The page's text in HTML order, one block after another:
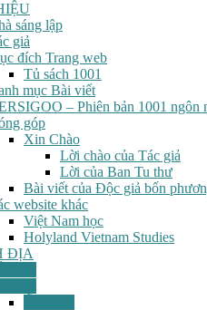
sáng lập
giả
đích Trang web
Tủ sách 1001
mục Bài viết
– Phiên bản 1001 ngôn
góp
Xin Chào
Lời chào của Tác giả
Lời của Ban Tu thư
Bài viết của Độc giả bốn
website khác
Việt Nam học
Holyland Vietnam Studies
ĐỊA